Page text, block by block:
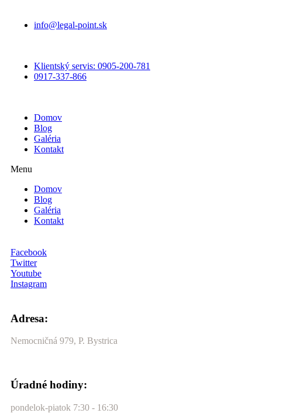
info@legal-point.sk
Klientský servis: 0905-200-781
0917-337-866
Domov
Blog
Galéria
Kontakt
Menu
Domov
Blog
Galéria
Kontakt
Facebook
Twitter
Youtube
Instagram
Adresa:
Nemocničná 979, P. Bystrica
Úradné hodiny:
pondelok-piatok 7:30 - 16:30